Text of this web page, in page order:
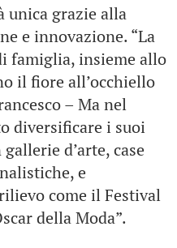
unica grazie alla
e innovazione. “La
famiglia, insieme allo
il fiore all’occhiello
– Ma nel
diversificare i suoi
d’arte, case
e
come il Festival
della Moda”.